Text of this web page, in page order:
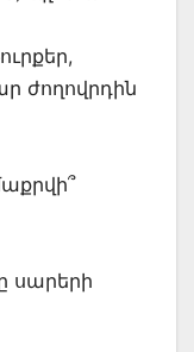
ժողովրդին
սարերի